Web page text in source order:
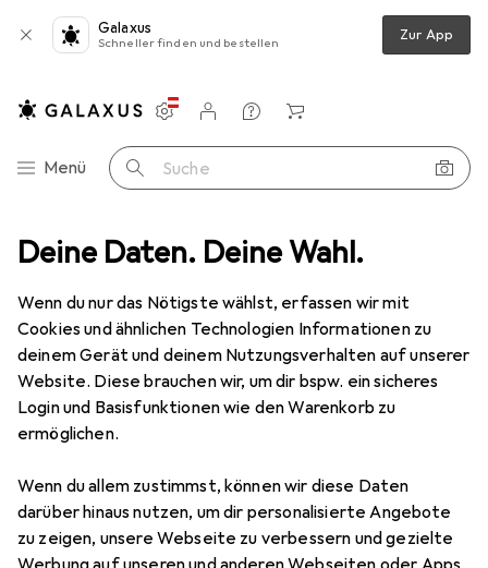
Deine Daten. Deine Wahl.
Wenn du nur das Nötigste wählst, erfassen wir mit
Cookies und ähnlichen Technologien Informationen zu
deinem Gerät und deinem Nutzungsverhalten auf unserer
Website. Diese brauchen wir, um dir bspw. ein sicheres
Login und Basisfunktionen wie den Warenkorb zu
ermöglichen.
Wenn du allem zustimmst, können wir diese Daten
darüber hinaus nutzen, um dir personalisierte Angebote
zu zeigen, unsere Webseite zu verbessern und gezielte
Galaxus
Schneller finden und bestellen Zur App
Navigation nach Kategorien
Menü Suche
Einstellungen
Kundenkonto
Vergleichslisten
Merklisten
Warenkorb
Schleifmittel Pferd POLIFANFächerscheibe PFC60 PSF STEELOX
8 Bilder
PferdPOLIFANFächerscheibe PFC60
PSF STEELOX
60
Preis in EUR inkl. MwSt.
EUR
34,65